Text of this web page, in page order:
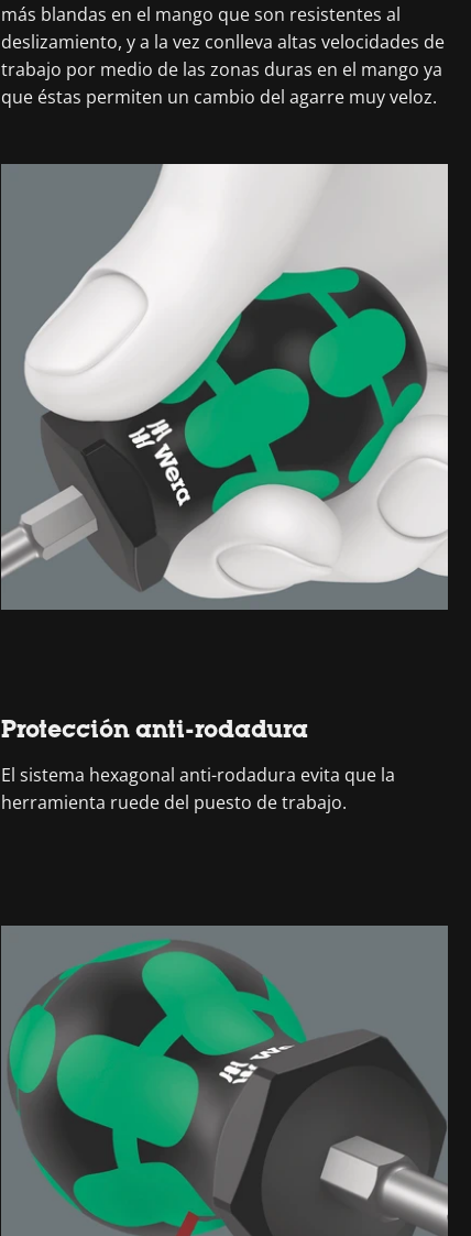
más blandas en el mango que son resistentes al
deslizamiento, y a la vez conlleva altas velocidades de
trabajo por medio de las zonas duras en el mango ya
que éstas permiten un cambio del agarre muy veloz.
Protección anti-rodadura
El sistema hexagonal anti-rodadura evita que la
herramienta ruede del puesto de trabajo.